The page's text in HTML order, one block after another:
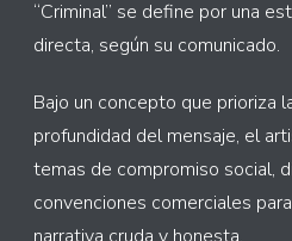
“Criminal” se define por una
directa, según su comunicado.
Bajo un concepto que prioriza
profundidad del mensaje, el
temas de compromiso social,
convenciones comerciales